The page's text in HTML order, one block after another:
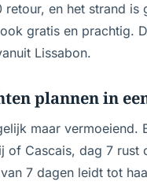
en het strand is
gratis en prachtig.
Lissabon.
plannen in
maar vermoeiend.
of Cascais, dag 7 rust
7 dagen leidt tot